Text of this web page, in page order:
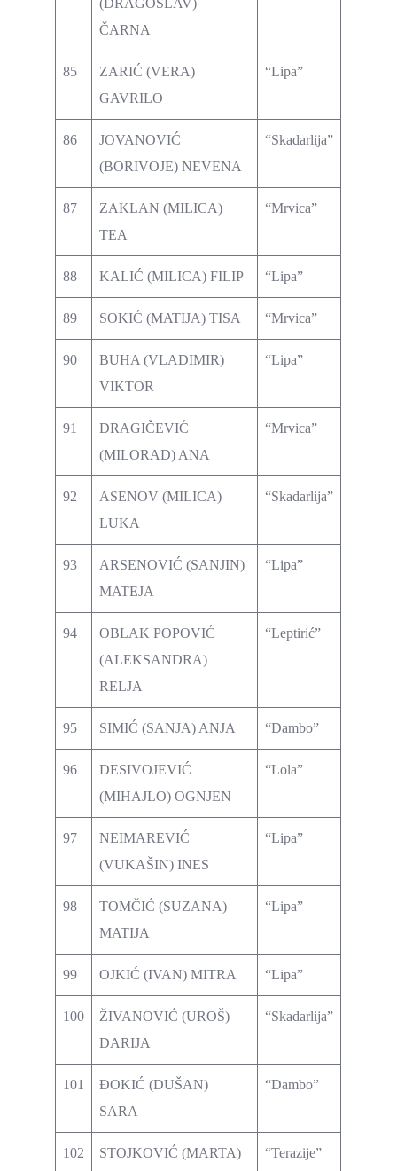
(DRAGOSLAV)
ČARNA
85
ZARIĆ (VERA)
GAVRILO
“Lipa”
86
JOVANOVIĆ
(BORIVOJE) NEVENA
“Skadarlija”
87
ZAKLAN (MILICA)
TEA
“Mrvica”
88 KALIĆ (MILICA) FILIP “Lipa”
89 SOKIĆ (MATIJA) TISA “Mrvica”
90
BUHA (VLADIMIR)
VIKTOR
“Lipa”
91
DRAGIČEVIĆ
(MILORAD) ANA
“Mrvica”
92
ASENOV (MILICA)
LUKA
“Skadarlija”
93
ARSENOVIĆ (SANJIN)
MATEJA
“Lipa”
94
OBLAK POPOVIĆ
(ALEKSANDRA)
RELJA
“Leptirić”
95 SIMIĆ (SANJA) ANJA “Dambo”
96
DESIVOJEVIĆ
(MIHAJLO) OGNJEN
“Lola”
97
NEIMAREVIĆ
(VUKAŠIN) INES
“Lipa”
98
TOMČIĆ (SUZANA)
MATIJA
“Lipa”
99 OJKIĆ (IVAN) MITRA “Lipa”
100
ŽIVANOVIĆ (UROŠ)
DARIJA
“Skadarlija”
101
ĐOKIĆ (DUŠAN)
SARA
“Dambo”
102
STOJKOVIĆ (MARTA)
“Terazije”